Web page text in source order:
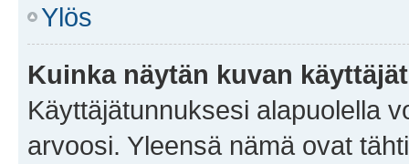
Ylös
Kuinka näytän kuvan
Käyttäjätunnuksesi alapuolella
arvoosi. Yleensä nämä ovat